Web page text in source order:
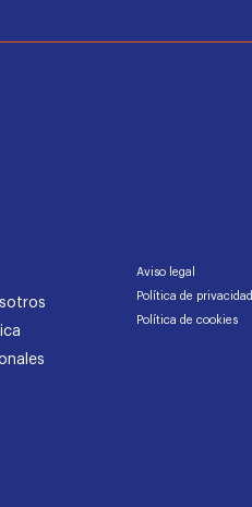
Aviso legal
Política de privacidad
Política de cookies